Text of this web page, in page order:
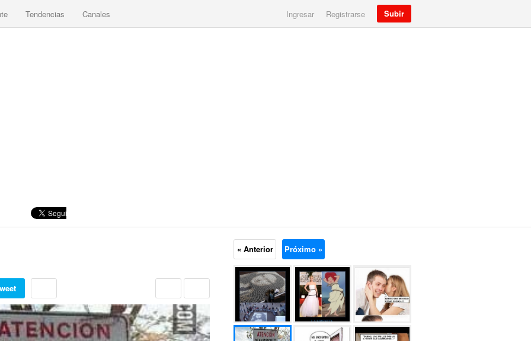
Tendencias Canales Ingresar Registrarse Subir
« Anterior Próximo »